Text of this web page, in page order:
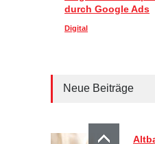
durch Google Ads
Digital
Neue Beiträge